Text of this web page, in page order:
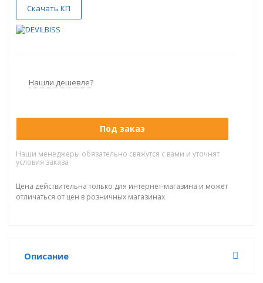
Скачать КП
Нашли дешевле?
Под заказ
Наши менеджеры обязательно свяжутся с вами и уточнят
условия заказа
Цена действительна только для интернет-магазина и может
отличаться от цен в розничных магазинах
Описание